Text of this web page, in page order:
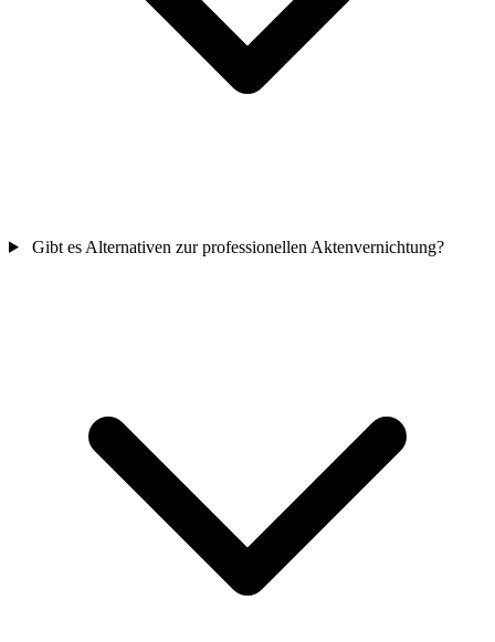
Gibt es Alternativen zur professionellen Aktenvernichtung?